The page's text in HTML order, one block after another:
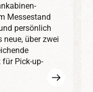
Messestand
persönlich
neue, über zwei
für Pick-up-
erfahren